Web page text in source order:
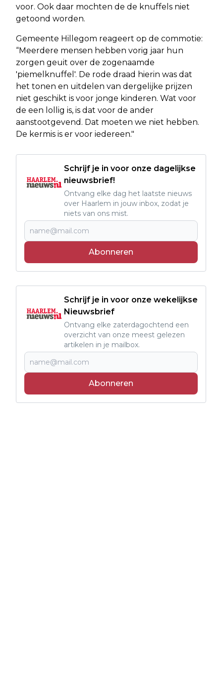
voor. Ook daar mochten de de knuffels niet
getoond worden.
Gemeente Hillegom reageert op de commotie:
“Meerdere mensen hebben vorig jaar hun
zorgen geuit over de zogenaamde
'piemelknuffel'. De rode draad hierin was dat
het tonen en uitdelen van dergelijke prijzen
niet geschikt is voor jonge kinderen. Wat voor
de een lollig is, is dat voor de ander
aanstootgevend. Dat moeten we niet hebben.
De kermis is er voor iedereen."
Schrijf je in voor onze dagelijkse
nieuwsbrief!
Ontvang elke dag het laatste nieuws
over Haarlem in jouw inbox, zodat je
niets van ons mist.
Abonneren
Schrijf je in voor onze wekelijkse
Nieuwsbrief
Ontvang elke zaterdagochtend een
overzicht van onze meest gelezen
artikelen in je mailbox.
Abonneren